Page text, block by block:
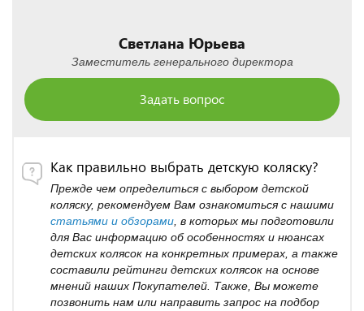
Светлана Юрьева
Заместитель генерального директора
Задать вопрос
Как правильно выбрать детскую коляску?
Прежде чем определиться с выбором детской
коляску, рекомендуем Вам ознакомиться с нашими
статьями и обзорами , в которых мы подготовили
для Вас информацию об особенностях и нюансах
детских колясок на конкретных примерах, а также
составили рейтинги детских колясок на основе
мнений наших Покупателей. Также, Вы можете
позвонить нам или направить запрос на подбор